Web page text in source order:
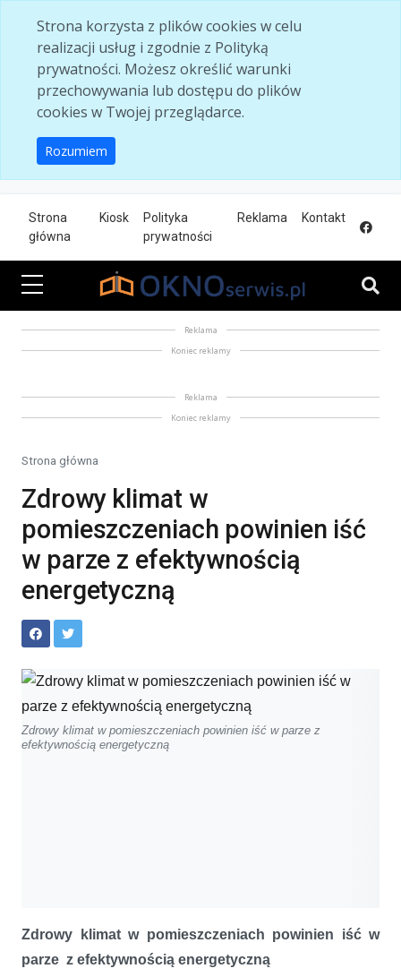
Strona korzysta z plików cookies w celu
realizacji usług i zgodnie z Polityką
prywatności. Możesz określić warunki
przechowywania lub dostępu do plików
cookies w Twojej przeglądarce.
Rozumiem
Strona
główna
Kiosk
Polityka
prywatności
Reklama Kontakt
Reklama
Koniec reklamy
Reklama
Koniec reklamy
Strona główna
Zdrowy klimat w
pomieszczeniach powinien iść
w parze z efektywnością
energetyczną
Zdrowy klimat w pomieszczeniach powinien iść w parze z
efektywnością energetyczną
Zdrowy klimat w pomieszczeniach powinien iść w
parze z efektywnością energetyczną